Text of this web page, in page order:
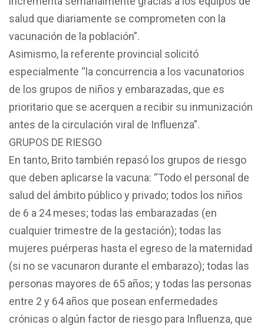
salud que diariamente se comprometen con la
vacunación de la población”.
Asimismo, la referente provincial solicitó
especialmente “la concurrencia a los vacunatorios
de los grupos de niños y embarazadas, que es
prioritario que se acerquen a recibir su inmunización
antes de la circulación viral de Influenza”.
GRUPOS DE RIESGO
En tanto, Brito también repasó los grupos de riesgo
que deben aplicarse la vacuna: “Todo el personal de
salud del ámbito público y privado; todos los niños
de 6 a 24 meses; todas las embarazadas (en
cualquier trimestre de la gestación); todas las
mujeres puérperas hasta el egreso de la maternidad
(si no se vacunaron durante el embarazo); todas las
personas mayores de 65 años; y todas las personas
entre 2 y 64 años que posean enfermedades
crónicas o algún factor de riesgo para Influenza, que